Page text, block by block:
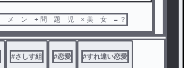
問 題 児 × イ ケ メ ン + 問 題 児 × 美 女 = ？
#さしす組 #恋愛 #すれ違い恋愛